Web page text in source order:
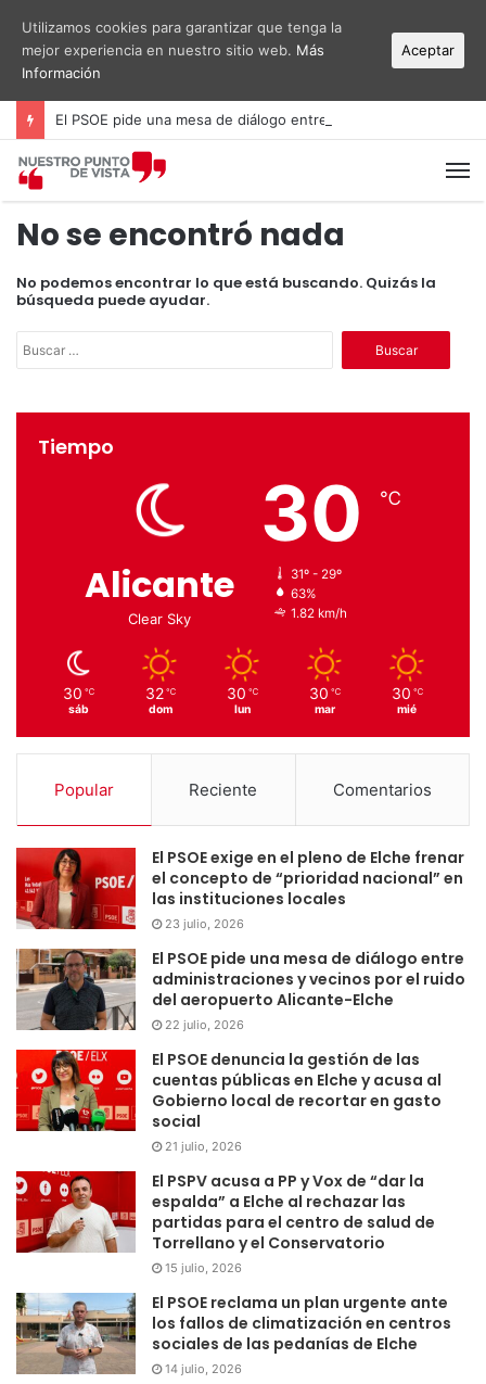
No se encontró nada
No podemos encontrar lo que está buscando. Quizás la
búsqueda puede ayudar.
c
Tiempo
Alicante
Clear Sky
30 ℃
31º - 29º
63%
1.82 km/h
30 ℃
sáb
32 ℃
dom
30 ℃
lun
30 ℃
mar
30 ℃
mié
Popular Reciente Comentarios
El PSOE exige en el pleno de Elche frenar
el concepto de “prioridad nacional” en
las instituciones locales
23 julio, 2026
El PSOE pide una mesa de diálogo entre
administraciones y vecinos por el ruido
del aeropuerto Alicante-Elche
22 julio, 2026
El PSOE denuncia la gestión de las
cuentas públicas en Elche y acusa al
Gobierno local de recortar en gasto
social
21 julio, 2026
El PSPV acusa a PP y Vox de “dar la
espalda” a Elche al rechazar las
partidas para el centro de salud de
Torrellano y el Conservatorio
15 julio, 2026
El PSOE reclama un plan urgente ante
los fallos de climatización en centros
sociales de las pedanías de Elche
14 julio, 2026
Utilizamos cookies para garantizar que tenga la
mejor experiencia en nuestro sitio web. Más
Información
Aceptar